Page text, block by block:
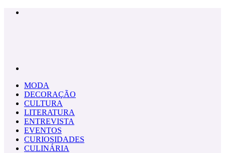
MODA
DECORAÇÃO
CULTURA
LITERATURA
ENTREVISTA
EVENTOS
CURIOSIDADES
CULINÁRIA